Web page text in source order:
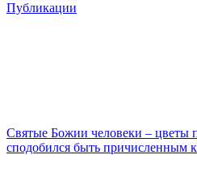
Публикации
Святые Божии человеки – цветы
сподобился быть причисленным